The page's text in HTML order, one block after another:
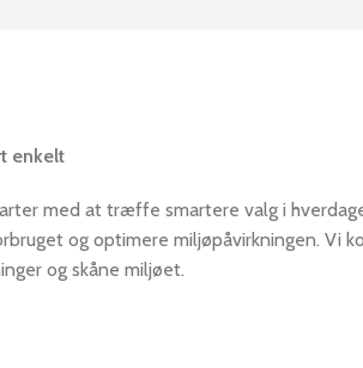
enkelt
med at træffe smartere valg i
og optimere miljøpåvirkningen.
og skåne miljøet.